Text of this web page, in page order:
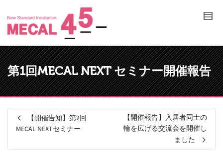
第1回MECAL NEXT セミナー開催報告
【開催告知】第2回
MECAL NEXTセミナー
【開催報告】入居者同士の
輪を広げる交流会を開催し
ました